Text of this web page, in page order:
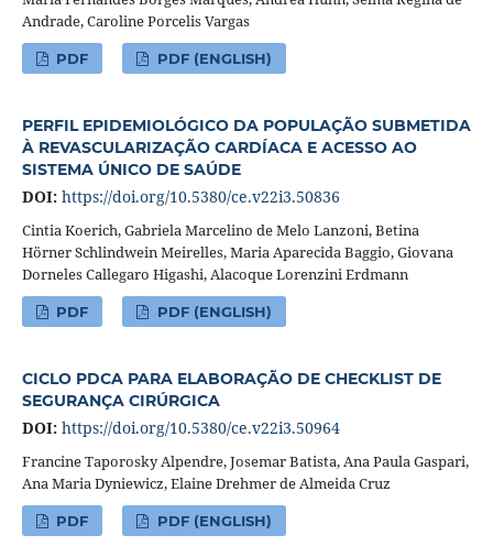
Andrade, Caroline Porcelis Vargas
PDF PDF (ENGLISH)
PERFIL EPIDEMIOLÓGICO DA POPULAÇÃO SUBMETIDA
À REVASCULARIZAÇÃO CARDÍACA E ACESSO AO
SISTEMA ÚNICO DE SAÚDE
DOI: https://doi.org/10.5380/ce.v22i3.50836
Cintia Koerich, Gabriela Marcelino de Melo Lanzoni, Betina
Hörner Schlindwein Meirelles, Maria Aparecida Baggio, Giovana
Dorneles Callegaro Higashi, Alacoque Lorenzini Erdmann
PDF PDF (ENGLISH)
CICLO PDCA PARA ELABORAÇÃO DE CHECKLIST DE
SEGURANÇA CIRÚRGICA
DOI: https://doi.org/10.5380/ce.v22i3.50964
Francine Taporosky Alpendre, Josemar Batista, Ana Paula Gaspari,
Ana Maria Dyniewicz, Elaine Drehmer de Almeida Cruz
PDF PDF (ENGLISH)